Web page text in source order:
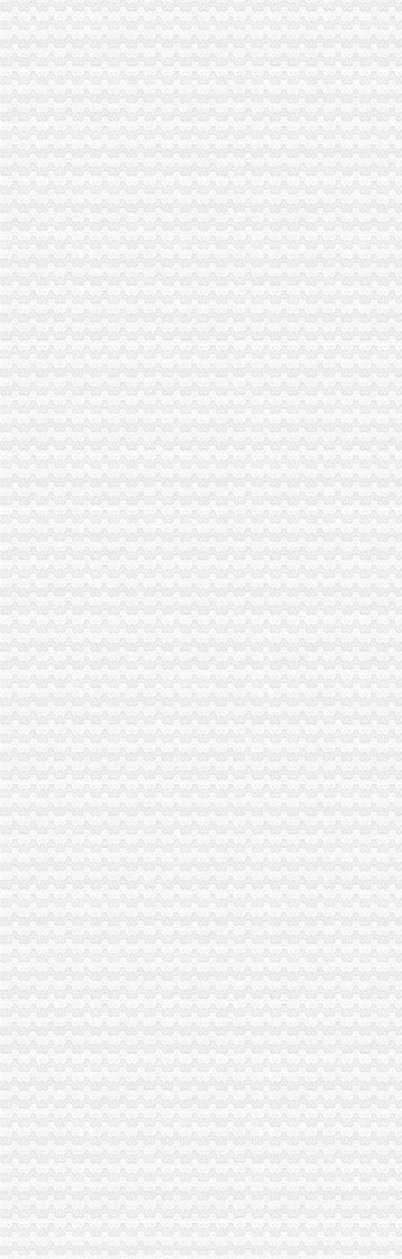
怎么查询公司是不是一般纳税人_百度经验
一般纳税人查询
一般纳税人查询
一般纳税人查询
一般纳税人查询。。
纳税人识别号查询_企业税号查询_一般纳税人查询
江苏省国家税务局门户网站一般纳税人查询
一般纳税人查询
河南一般纳税人资格查询入口_河南会计网
浙江一般纳税人资格查询
山东省一般纳税人资格查询
青岛一般纳税人查询
一般纳税人查询全国信息怎么操作_搜狐其它_搜狐网
一般纳税人查询—在线播放—优酷网,高清在线观看
关于一般纳税人查询的问题
如何查询对方公司是否为一般纳税人。-文章
如何查询增值税一般纳税人资格的开始年月？_百度知道
一般纳税人税号查询_青岛包听|E都市
重庆一般纳税人资格查询
全国一般纳税人资格查询收_搜狐教育_搜狐网
陕西省一般纳税人查询_中华文本库
一般纳税人提供技术咨询服务,税率是多少？_中华会计网校_税务网校
一般纳税人查询电话-深圳爱问分类
新疆一般纳税人查询-天津爱问分类
请问山西省一般纳税人资格在哪里查询-山西国税答疑170
四川一般纳税人资格查询：四川财
全国一般纳税人资格查询
如何查询一般纳税人资格（以广东为例）_增值税一般纳税人查询_一般
增值税一般纳税人查询–会计网词库
一般纳税人资格查询
广东一般纳税人查询App下载|一般纳税人查询广东税务局版下载2.4.0
四川省国税网上办税服务厅增值税一般纳税人资格查询
关于一般纳税人与小规模纳税人的查询
一般纳税人咨询公司,开展教育服务,增值税有优惠吗_中华会计网校_
一般纳税人税率查询|一般纳税人如何算税
上海税务网的一般纳税人资格查询,可以查来自上海税务-微博
北京各区一般纳税人资格查询帮助你three_周边服务栏目_机电之家网
一般纳税人资格查询_中华文本库
一般纳税人咨询处-深圳58同城
如何查询增值税一般纳税人认定信息？_资料网
一般纳税人查询广东税务局版2.4.0安卓版-新云软件园
如何查询一般纳税人资格_百度经验
青岛一般纳税人查询